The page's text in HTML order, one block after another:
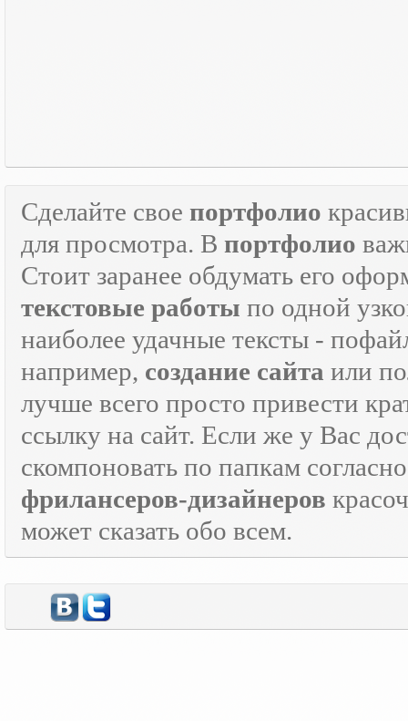
Сделайте свое портфолио
для просмотра. В портфолио
Стоит заранее обдумать его
текстовые работы по одной
наиболее удачные тексты -
например, создание сайта или
лучше всего просто привести
ссылку на сайт. Если же у Вас
скомпоновать по папкам
фрилансеров-дизайнеров
может сказать обо всем.